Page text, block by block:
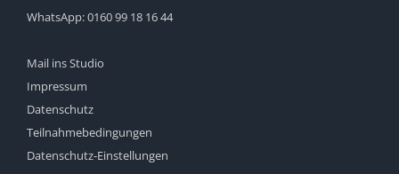
WhatsApp:0160 99 18 16 44
Mail ins Studio
Impressum
Datenschutz
Teilnahmebedingungen
Datenschutz-Einstellungen